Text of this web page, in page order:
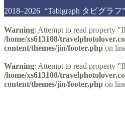
2018–2026 “Tabigraph タビグラフ”
Warning: Attempt to read property
/home/xs613108/
content/themes/jin/footer.php on
Warning: Attempt to read property
/home/xs613108/
content/themes/jin/footer.php on